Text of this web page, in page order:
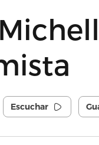
Escuchar